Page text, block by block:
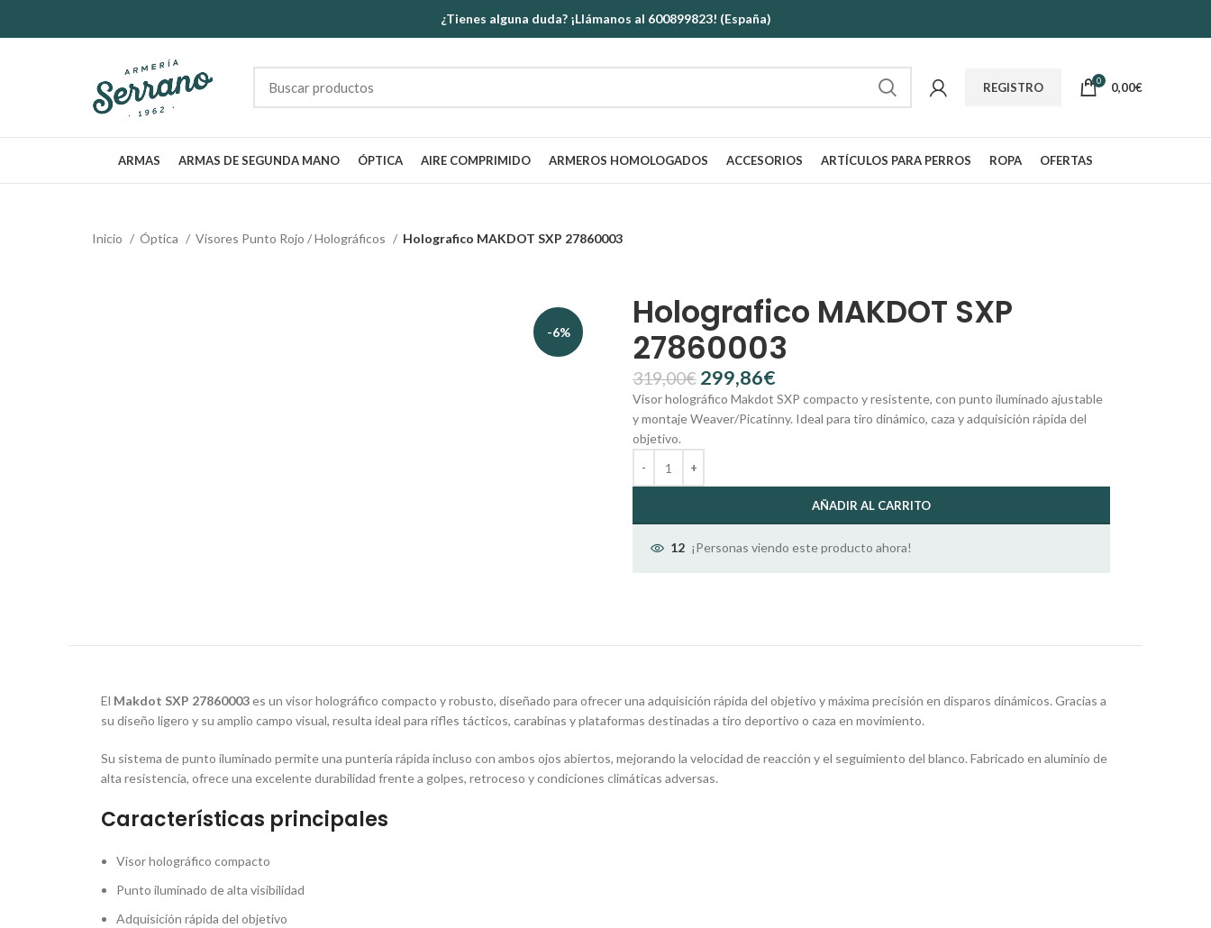
¿Tienes alguna duda? ¡Llámanos al 600899823! (España)
REGISTRO 0 0,00€
ARMAS ARMAS DE SEGUNDA MANO ÓPTICA AIRE COMPRIMIDO ARMEROS HOMOLOGADOS ACCESORIOS ARTÍCULOS PARA PERROS ROPA OFERTAS
Inicio Óptica Visores Punto Rojo / Holográficos Holografico MAKDOT SXP 27860003
-6%
Holografico MAKDOT SXP
27860003
319,00€ 299,86€
Visor holográfico Makdot SXP compacto y resistente, con punto iluminado ajustable
y montaje Weaver/Picatinny. Ideal para tiro dinámico, caza y adquisición rápida del
objetivo.
AÑADIR AL CARRITO
12 ¡Personas viendo este producto ahora!
El Makdot SXP 27860003es un visor holográfico compacto y robusto, diseñado para ofrecer una adquisición rápida del objetivo y máxima precisión en disparos dinámicos. Gracias a
su diseño ligero y su amplio campo visual, resulta ideal para rifles tácticos, carabinas y plataformas destinadas a tiro deportivo o caza en movimiento.
Su sistema de punto iluminado permite una puntería rápida incluso con ambos ojos abiertos, mejorando la velocidad de reacción y el seguimiento del blanco. Fabricado en aluminio de
alta resistencia, ofrece una excelente durabilidad frente a golpes, retroceso y condiciones climáticas adversas.
Características principales
Visor holográfico compacto
Punto iluminado de alta visibilidad
Adquisición rápida del objetivo